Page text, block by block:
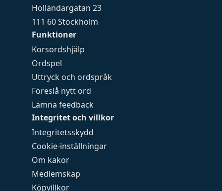
Funktioner
Korsordshjälp
Ordspel
Uttryck och ordspråk
Föreslå nytt ord
Lämna feedback
Integritet och villkor
Integritetsskydd
Cookie-inställningar
Om kakor
Medlemskap
Köpvillkor
Holländargatan 23
111 60 Stockholm